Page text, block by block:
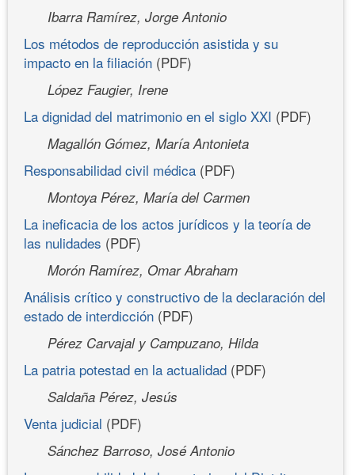
Ibarra Ramírez, Jorge Antonio
Los métodos de reproducción asistida y su
impacto en la filiación (PDF)
López Faugier, Irene
La dignidad del matrimonio en el siglo XXI (PDF)
Magallón Gómez, María Antonieta
Responsabilidad civil médica (PDF)
Montoya Pérez, María del Carmen
La ineficacia de los actos jurídicos y la teoría de
las nulidades (PDF)
Morón Ramírez, Omar Abraham
Análisis crítico y constructivo de la declaración del
estado de interdicción (PDF)
Pérez Carvajal y Campuzano, Hilda
La patria potestad en la actualidad (PDF)
Saldaña Pérez, Jesús
Venta judicial (PDF)
Sánchez Barroso, José Antonio